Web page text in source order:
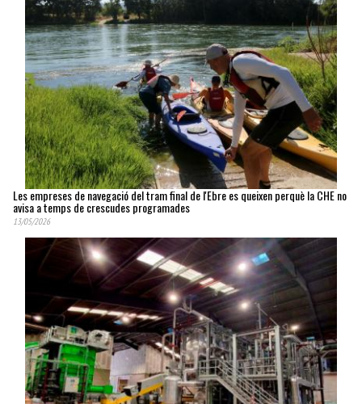
Les empreses de navegació del tram final de l'Ebre es queixen perquè la CHE no
avisa a temps de crescudes programades
13/05/2026